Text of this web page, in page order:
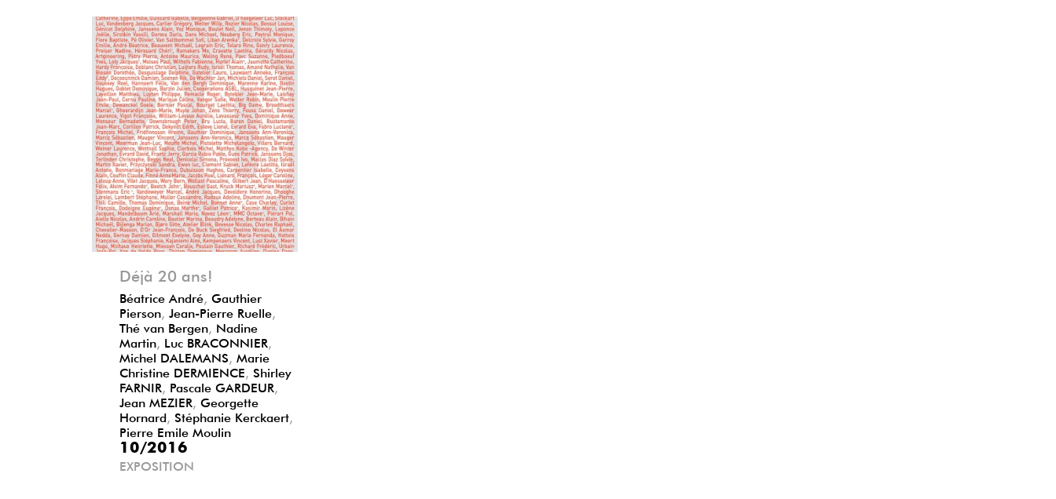
Déjà 20 ans!
Béatrice André Gauthier
Pierson Jean-Pierre Ruelle
Thé van Bergen Nadine
Martin Luc BRACONNIER
Michel DALEMANS Marie
Christine DERMIENCE Shirley
FARNIR Pascale GARDEUR
Jean MEZIER Georgette
Hornard Stéphanie Kerckaert
Pierre Emile Moulin
10/2016
EXPOSITION